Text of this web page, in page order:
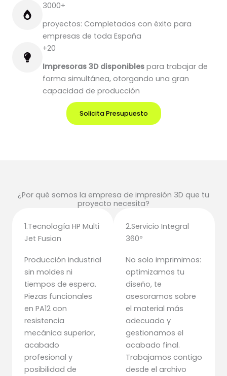
3000+
proyectos: Completados con éxito para
empresas de toda España
+20
Impresoras 3D disponibles para trabajar de
forma simultánea, otorgando una gran
capacidad de producción
Solicita Presupuesto
¿Por qué somos la empresa de impresión 3D que tu
proyecto necesita?
1.Tecnología HP Multi
Jet Fusion
Producción industrial
sin moldes ni
tiempos de espera.
Piezas funcionales
en PA12 con
resistencia
mecánica superior,
acabado
profesional y
posibilidad de
2.Servicio Integral
360º
No solo imprimimos:
optimizamos tu
diseño, te
asesoramos sobre
el material más
adecuado y
gestionamos el
acabado final.
Trabajamos contigo
desde el archivo